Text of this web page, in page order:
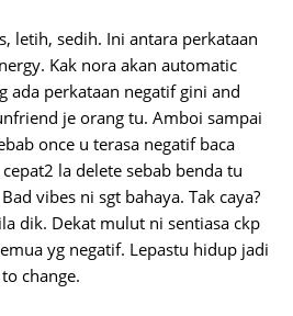
letih, sedih. Ini antara perkataan
Kak nora akan automatic
ada perkataan negatif gini and
je orang tu. Amboi sampai
once u terasa negatif baca
la delete sebab benda tu
vibes ni sgt bahaya. Tak caya?
dik. Dekat mulut ni sentiasa ckp
yg negatif. Lepastu hidup jadi
change.